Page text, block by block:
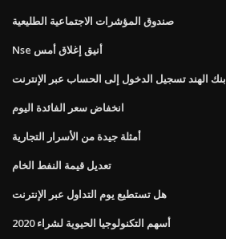
صندوق المؤشرات الاجتماعية الطليعية
Nse أنيق إغلاق أمس
بنك الهند تسجيل الدخول إلى الحساب عبر الإنترنت
انخفاض سعر الفائدة اليوم
أمثلة جيدة من الأسرار التجارية
تعديل قيمة النفط الخام
هل تستطيع يوم التداول عبر الإنترنت
أسهم التكنولوجيا الحيوية لشراء 2020